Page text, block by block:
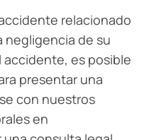
relacionado
negligencia de su
accidente, es posible
presentar una
con nuestros
en